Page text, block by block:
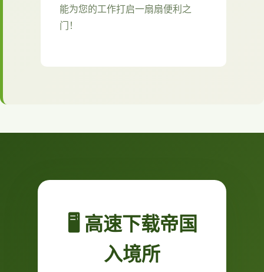
能为您的工作打启一扇扇便利之
门！
🖥️ 高速下载帝国
入境所